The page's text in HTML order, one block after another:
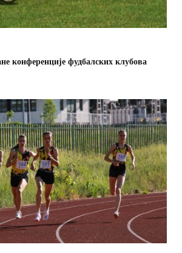
конференције фудбалских клубова